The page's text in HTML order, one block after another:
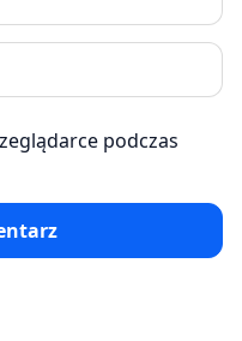
podczas